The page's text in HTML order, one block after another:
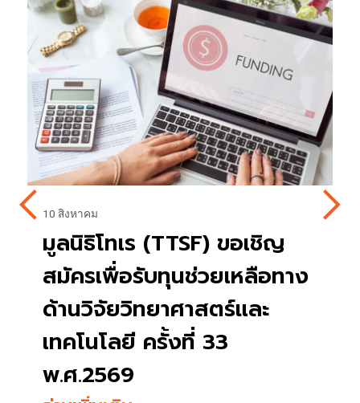
10 สิงหาคม
มูลนิธิโทเร (TTSF) ขอเชิญ
สมัครเพื่อรับทุนช่วยเหลือทาง
ด้านวิจัยวิทยาศาสตร์และ
เทคโนโลยี ครั้งที่ 33
พ.ศ.2569